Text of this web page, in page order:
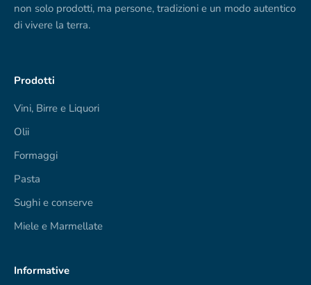
non solo prodotti, ma persone, tradizioni e un modo autentico
di vivere la terra.
Prodotti
Vini, Birre e Liquori
Olii
Formaggi
Pasta
Sughi e conserve
Miele e Marmellate
Informative